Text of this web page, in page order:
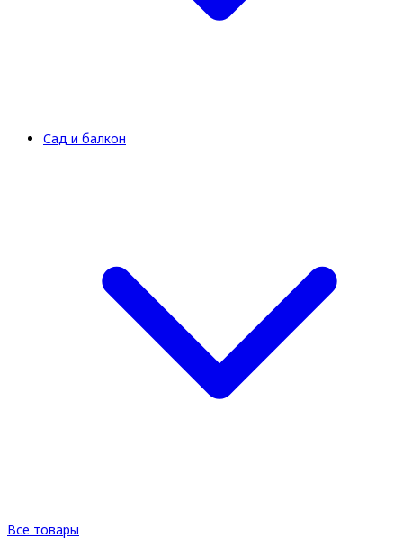
Сад и балкон
Все товары